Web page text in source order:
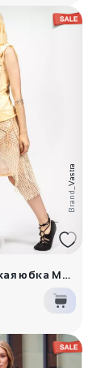
Brand_
Vastra
Летняя женская юбка Матана